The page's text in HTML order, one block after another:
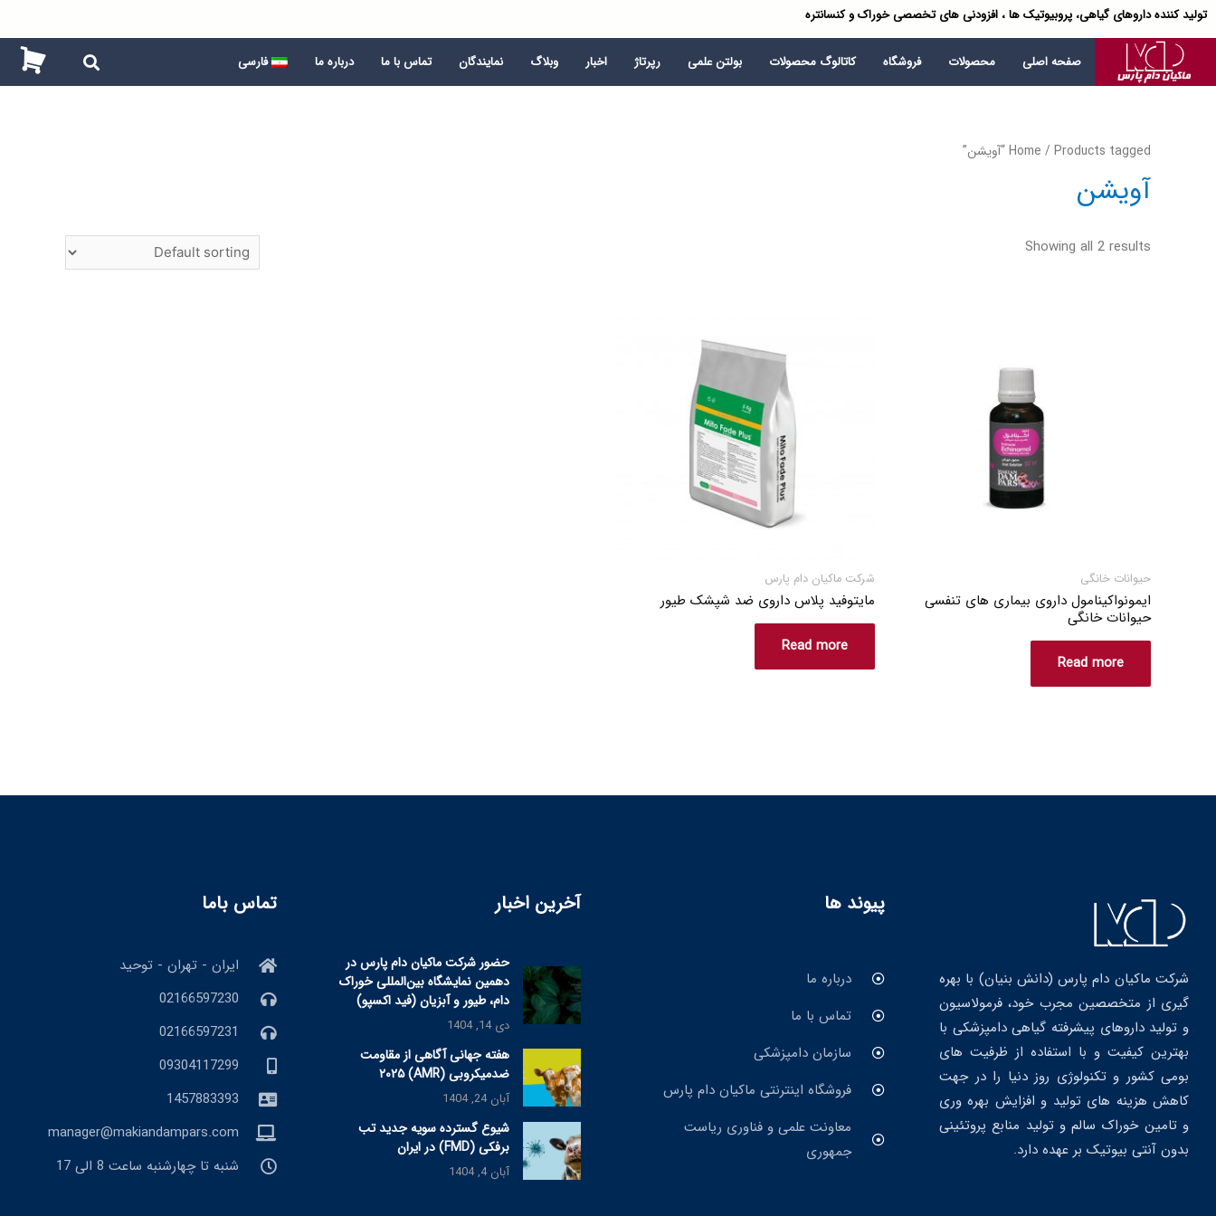
تولید کننده داروهای گیاهی، پروبیوتیک ها ، افزودنی های تخصصی خوراک و کنسانتره
صفحه اصلی محصولات فروشگاه کاتالوگ محصولات بولتن علمی رپرتاژ اخبار وبلاگ نمایندگان تماس با ما درباره ما فارسی
Home / Products tagged “آویشن”
آویشن
Showing all 2 results
حیوانات خانگی
ایمونواکینامول داروی بیماری های تنفسی
حیوانات خانگی
Read more
شرکت ماکیان دام پارس
مایتوفید پلاس داروی ضد شپشک طیور
Read more
شرکت ماکیان دام پارس (دانش بنیان) با بهره
گیری از متخصصین مجرب خود، فرمولاسیون
و تولید داروهای پیشرفته گیاهی دامپزشکی با
بهترین کیفیت و با استفاده از ظرفیت های
بومی کشور و تکنولوژی روز دنیا را در جهت
کاهش هزینه های تولید و افزایش بهره وری
و تامین خوراک سالم و تولید منابع پروتئینی
بدون آنتی بیوتیک بر عهده دارد.
پیوند ها
درباره ما
تماس با ما
سازمان دامپزشکی
فروشگاه اینترنتی ماکیان دام پارس
معاونت علمی و فناوری ریاست
جمهوری
آخرین اخبار
حضور شرکت ماکیان دام پارس در
دهمین نمایشگاه بین‌المللی خوراک
دام، طیور و آبزیان (فید اکسپو)
دی 14, 1404
هفته جهانی آگاهی از مقاومت
ضدمیکروبی (AMR) ۲۰۲۵
آبان 24, 1404
شیوع گسترده سویه جدید تب
برفکی (FMD) در ایران
آبان 4, 1404
تماس باما
ایران - تهران - توحید
02166597230
02166597231
09304117299
1457883393
manager@makiandampars.com
شنبه تا چهارشنبه ساعت 8 الی 17